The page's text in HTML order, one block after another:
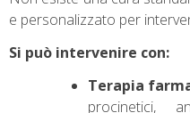
e personalizzato per
Si può intervenire con:
Terapia
procinetici,